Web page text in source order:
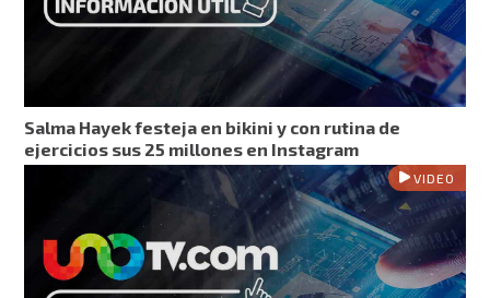
Salma Hayek festeja en bikini y con rutina de
ejercicios sus 25 millones en Instagram
VIDEO